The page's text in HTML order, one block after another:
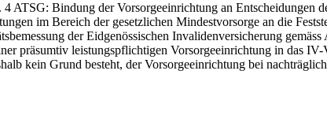
4 ATSG: Bindung der Vorsorgeeinrichtung an Entscheidungen
im Bereich der gesetzlichen Mindestvorsorge an die
der Eidgenössischen Invalidenversicherung gemäss
präsumtiv leistungspflichtigen Vorsorgeeinrichtung in das
kein Grund besteht, der Vorsorgeeinrichtung bei